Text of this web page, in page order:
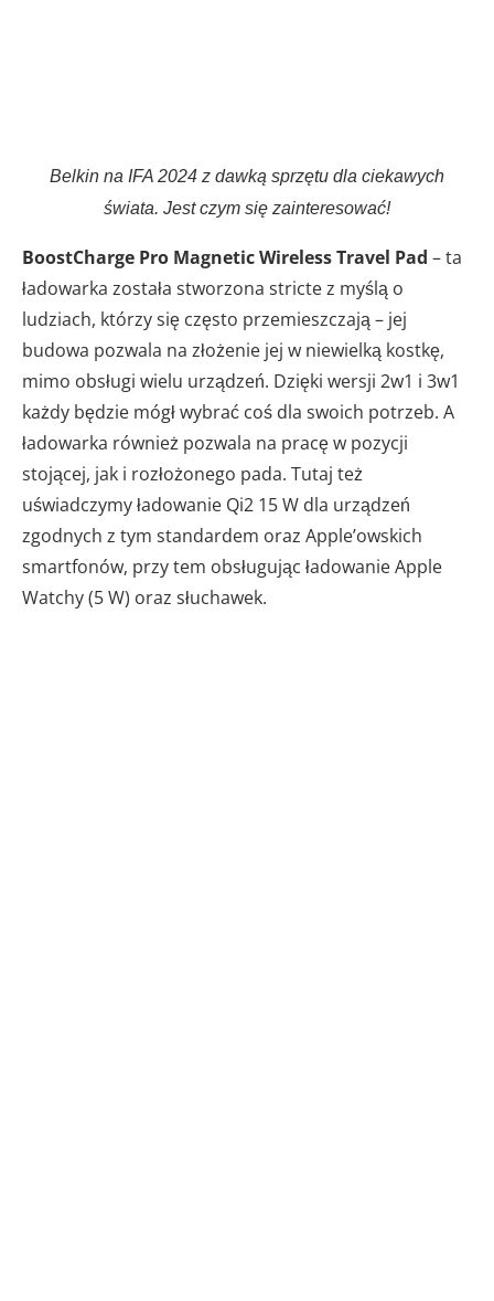
Belkin na IFA 2024 z dawką sprzętu dla ciekawych
świata. Jest czym się zainteresować!
BoostCharge Pro Magnetic Wireless Travel Pad – ta
ładowarka została stworzona stricte z myślą o
ludziach, którzy się często przemieszczają – jej
budowa pozwala na złożenie jej w niewielką kostkę,
mimo obsługi wielu urządzeń. Dzięki wersji 2w1 i 3w1
każdy będzie mógł wybrać coś dla swoich potrzeb. A
ładowarka również pozwala na pracę w pozycji
stojącej, jak i rozłożonego pada. Tutaj też
uświadczymy ładowanie Qi2 15 W dla urządzeń
zgodnych z tym standardem oraz Apple’owskich
smartfonów, przy tem obsługując ładowanie Apple
Watchy (5 W) oraz słuchawek.